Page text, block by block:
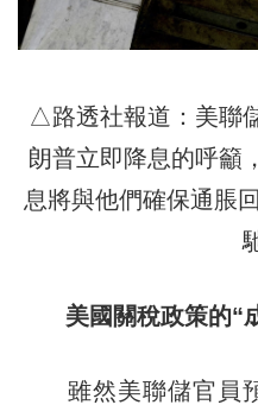
△路透社報道：美聯
朗普立即降息的呼籲
息將與他們確保通脹
美國關稅政策的“
雖然美聯儲官員預